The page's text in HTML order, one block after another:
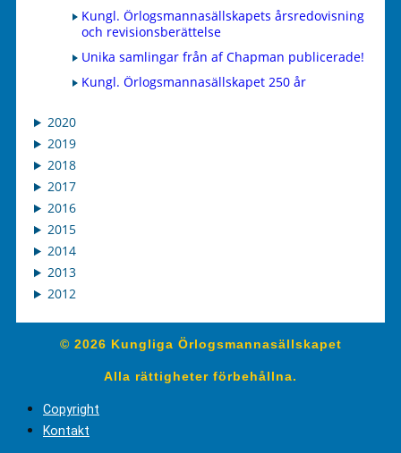
Kungl. Örlogsmannasällskapets årsredovisning
och revisionsberättelse
Unika samlingar från af Chapman publicerade!
Kungl. Örlogsmannasällskapet 250 år
2020
2019
2018
2017
2016
2015
2014
2013
2012
© 2026 Kungliga Örlogsmannasällskapet
Alla rättigheter förbehållna.
Copyright
Kontakt